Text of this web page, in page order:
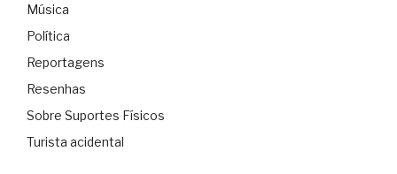
Música
Política
Reportagens
Resenhas
Sobre Suportes Físicos
Turista acidental